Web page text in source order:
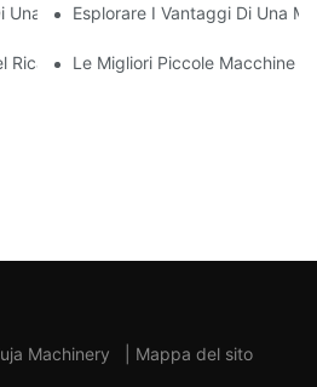
Una Macchina Da Ricamo Ad Ago
Esplorare I Vantaggi Di Una
Ricamo Ad Ago: Una Guida Per
Le Migliori Piccole Macchine
Machinery Mappa del sito